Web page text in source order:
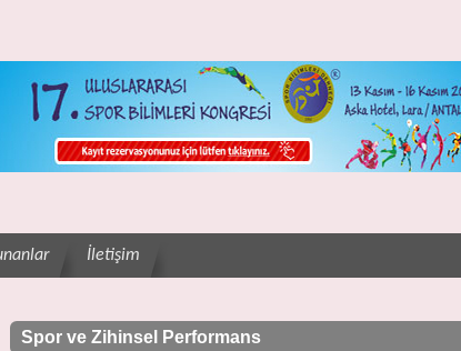
İletişim
Spor ve Zihinsel Performans